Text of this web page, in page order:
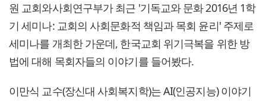
원 교회와사회연구부가 최근 '기독교와 문화 2016년 1학
기 세미나: 교회의 사회문화적 책임과 목회 윤리' 주제로
세미나를 개최한 가운데, 한국교회 위기극복을 위한 방
법에 대해 목회자들의 이야기를 들어봤다.
이만식 교수(장신대 사회복지학)는 AI(인공지능) 이야기